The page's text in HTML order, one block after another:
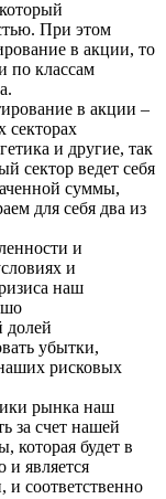
При этом
в акции, то
по классам
в акции –
секторах
и другие, так
сектор ведет себя
суммы,
для себя два из
и
и
наш
долей
убытки,
рисковых
рынка наш
за счет нашей
которая будет в
и является
соответственно